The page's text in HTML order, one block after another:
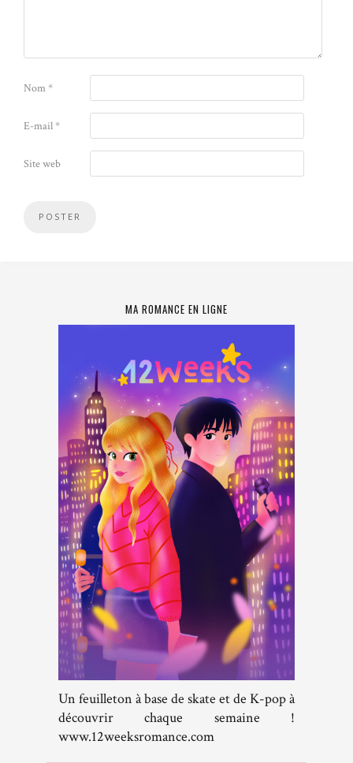
Nom*
E-mail*
Site web
MA ROMANCE EN LIGNE
Un feuilleton à base de skate et de K-pop à
découvrir chaque semaine !
www.12weeksromance.com